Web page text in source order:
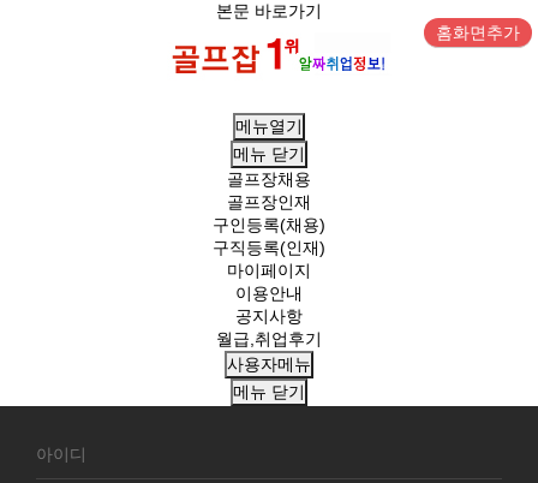
본문 바로가기
홈화면추가
메뉴열기
메뉴 닫기
골프장채용
골프장인재
구인등록(채용)
구직등록(인재)
마이페이지
이용안내
공지사항
월급,취업후기
사용자메뉴
메뉴 닫기
원